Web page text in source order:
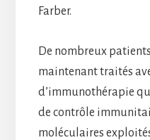
Farber.
De nombreux
maintenant traités
d’immunothérapie
de contrôle
moléculaires